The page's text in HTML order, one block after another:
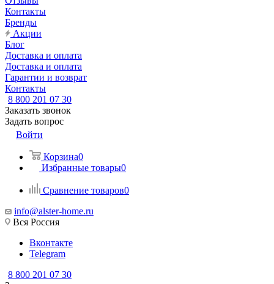
Контакты
Бренды
Акции
Блог
Доставка и оплата
Доставка и оплата
Гарантии и возврат
Контакты
8 800 201 07 30
Заказать звонок
Задать вопрос
Войти
Корзина0
Избранные товары0
Сравнение товаров0
info@alster-home.ru
Вся Россия
Вконтакте
Telegram
8 800 201 07 30